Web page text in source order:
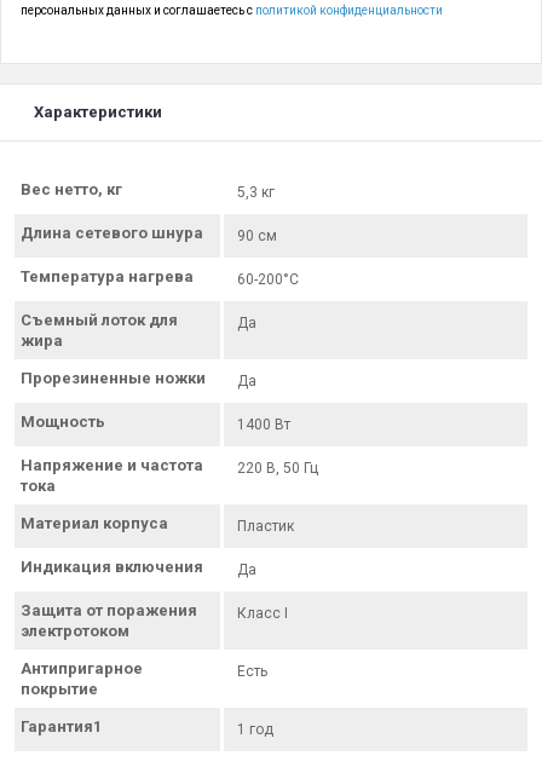
персональных данных и соглашаетесь с политикой конфиденциальности
Характеристики
Вес нетто, кг 5,3 кг
Длина сетевого шнура 90 см
Температура нагрева 60-200°С
Съемный лоток для
жира
Да
Прорезиненные ножки Да
Мощность 1400 Вт
Напряжение и частота
тока
220 В, 50 Гц
Материал корпуса Пластик
Индикация включения Да
Защита от поражения
электротоком
Класс I
Антипригарное
покрытие
Есть
Гарантия1 1 год